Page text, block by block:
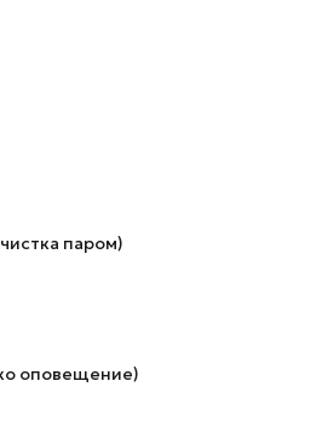
паром)
оповещение)